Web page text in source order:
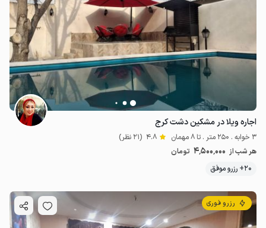
اجاره ویلا در مشکین دشت کرج
3 خوابه . 250 متر . تا 8 مهمان 4.8 (21 نظر)
هر شب از 4٬500٬000 تومان
20+ رزرو موفق
رزرو فوری